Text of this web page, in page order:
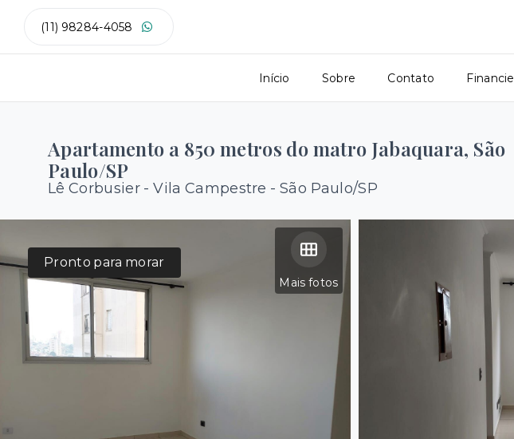
(11) 98284-4058
Início Sobre Contato Financie
Apartamento a 850 metros do matro Jabaquara, São
Paulo/SP
Lê Corbusier -Vila Campestre - São Paulo/SP
Mais fotos
Pronto para morar